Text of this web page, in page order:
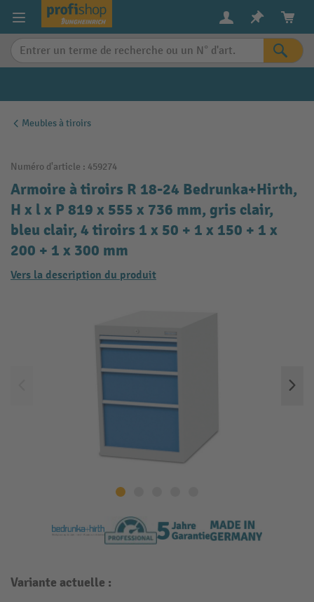
content
Meubles à tiroirs
Numéro d'article : 459274
Armoire à tiroirs R 18-24 Bedrunka+Hirth,
H x l x P 819 x 555 x 736 mm, gris clair,
bleu clair, 4 tiroirs 1 x 50 + 1 x 150 + 1 x
200 + 1 x 300 mm
Vers la description du produit
Variante actuelle :